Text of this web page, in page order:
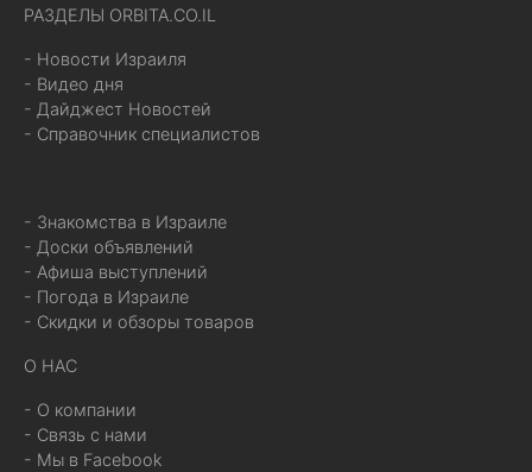
РАЗДЕЛЫ ORBITA.CO.IL
- Новости Израиля
- Видео дня
- Дайджест Новостей
- Справочник специалистов
- Знакомства в Израиле
- Доски объявлений
- Афиша выступлений
- Погода в Израиле
- Скидки и обзоры товаров
О НАС
- О компании
- Связь с нами
- Мы в Facebook